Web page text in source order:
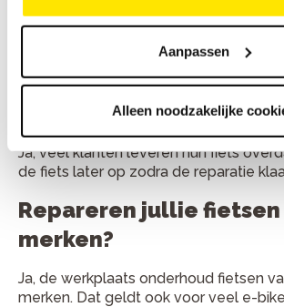
Aanpassen
Alleen noodzakelijke
onderhoudsbeurten zijn meestal
Kan ik mijn fiets ook
later ophalen?
Ja, veel klanten leveren hun fiets
de fiets later op zodra de reparatie
Repareren jullie
merken?
Ja, de werkplaats onderhoud fietsen
merken. Dat geldt ook voor veel e-